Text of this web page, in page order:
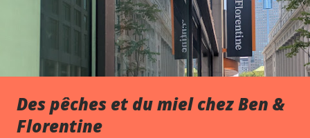
Des pêches et du miel chez Ben &
Florentine